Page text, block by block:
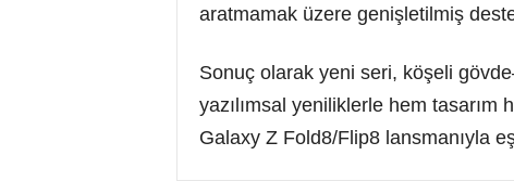
aratmamak üzere genişletilmiş
Sonuç olarak yeni seri, köşeli
yazılımsal yeniliklerle hem tasarım
Galaxy Z Fold8/Flip8 lansmanıyla